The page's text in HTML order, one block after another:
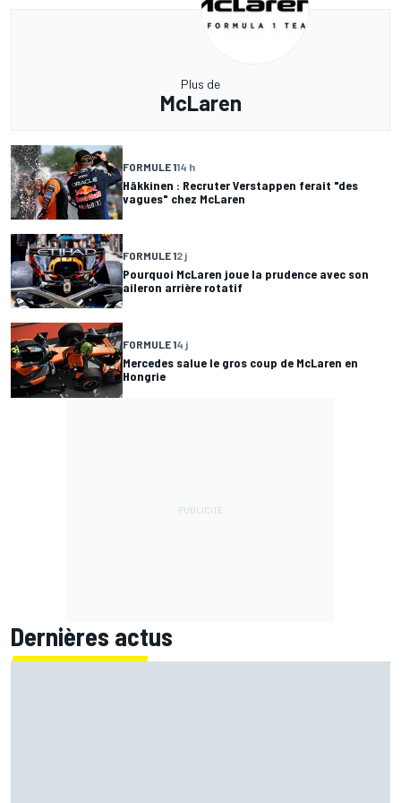
Plus de
McLaren
FORMULE 114 h
Häkkinen : Recruter Verstappen ferait "des
vagues" chez McLaren
FORMULE 12 j
Pourquoi McLaren joue la prudence avec son
aileron arrière rotatif
FORMULE 14 j
Mercedes salue le gros coup de McLaren en
Hongrie
Dernières actus